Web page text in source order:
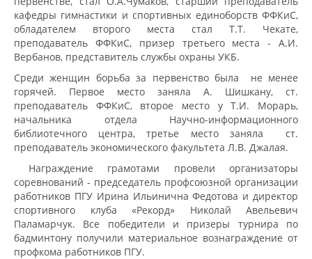
кафедры гимнастики и спортивных единоборств ФФКиС,
обладателем второго места стал Т.Т. Чекате,
преподаватель ФФКиС, призер третьего места - А.И.
Вербанов, представитель службы охраны УКБ.
Среди женщин борьба за первенство была не менее
горячей. Первое место заняла А. Шишкану, ст.
преподаватель ФФКиС, второе место у Т.И. Морарь,
начальника отдела Научно-информационного
библиотечного центра, третье место заняла ст.
преподаватель экономического факультета Л.В. Джалая.
Награждение грамотами провели организаторы
соревнований - председатель профсоюзной организации
работников ПГУ Ирина Ильинична Федотова и директор
спортивного клуба «Рекорд» Николай Авельевич
Паламарчук. Все победители и призеры турнира по
бадминтону получили материальное вознаграждение от
профкома работников ПГУ.